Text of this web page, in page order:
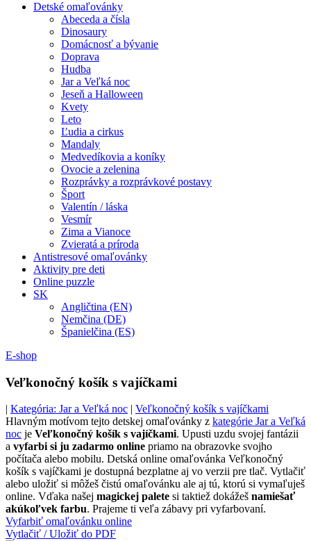
Detské omaľovánky
Abeceda a čísla
Dinosaury
Domácnosť a bývanie
Doprava
Hudba
Jar a Veľká noc
Jeseň a Halloween
Kvety
Leto
Ľudia a cirkus
Mandaly
Medvedíkovia a koníky
Ovocie a zelenina
Rozprávky a rozprávkové postavy
Šport
Valentín / láska
Vesmír
Zima a Vianoce
Zvieratá a príroda
Antistresové omaľovánky
Aktivity pre deti
Online puzzle
SK
Angličtina (EN)
Nemčina (DE)
Španielčina (ES)
E-shop
Veľkonočný košík s vajíčkami
| Kategória: Jar a Veľká noc | Veľkonočný košík s vajíčkami
Hlavným motívom tejto detskej omaľovánky z kategórie Jar a Veľká
noc je Veľkonočný košík s vajíčkami. Upusti uzdu svojej fantázii
a vyfarbi si ju zadarmo online priamo na obrazovke svojho
počítača alebo mobilu. Detská online omaľovánka Veľkonočný
košík s vajíčkami je dostupná bezplatne aj vo verzii pre tlač. Vytlačiť
alebo uložiť si môžeš čistú omaľovánku ale aj tú, ktorú si vymaľuješ
online. Vďaka našej magickej palete si taktiež dokážeš namiešať
akúkoľvek farbu. Prajeme ti veľa zábavy pri vyfarbovaní.
Vyfarbiť omaľovánku online
Vytlačiť / Uložiť do PDF